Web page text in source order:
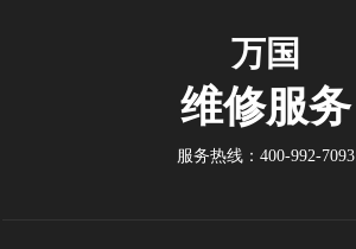
万国
维修服务
服务热线： 400-992-7093